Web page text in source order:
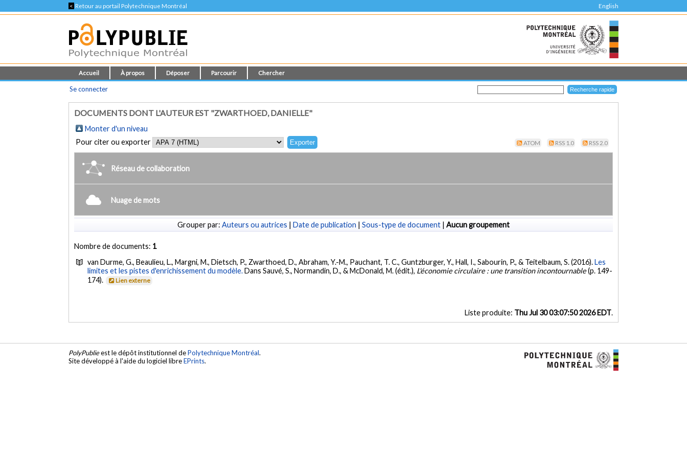
< Retour au portail Polytechnique Montréal English
Accueil À propos Déposer Parcourir Chercher
Se connecter
DOCUMENTS DONT L'AUTEUR EST "ZWARTHOED, DANIELLE"
Monter d'un niveau
Pour citer ou exporter
ATOM RSS 1.0 RSS 2.0
Réseau de collaboration
Nuage de mots
Grouper par: Auteurs ou autrices | Date de publication | Sous-type de document | Aucun groupement
Nombre de documents: 1
van Durme, G., Beaulieu, L., Margni, M., Dietsch, P., Zwarthoed, D., Abraham, Y.-M., Pauchant, T. C., Guntzburger, Y., Hall, I., Sabourin, P., & Teitelbaum, S. (2016).Les
limites et les pistes d'enrichissement du modèle.Dans Sauvé, S., Normandin, D., & McDonald, M. (édit.), L'économie circulaire : une transition incontournable(p. 149-
174).
Lien externe
Liste produite: Thu Jul 30 03:07:50 2026 EDT.
PolyPublieest le dépôt institutionnel dePolytechnique Montréal.
Site développé à l'aide du logiciel libreEPrints.